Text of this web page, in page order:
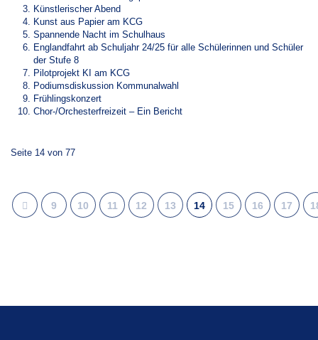
Künstlerischer Abend
Kunst aus Papier am KCG
Spannende Nacht im Schulhaus
Englandfahrt ab Schuljahr 24/25 für alle Schülerinnen und Schüler
der Stufe 8
Pilotprojekt KI am KCG
Podiumsdiskussion Kommunalwahl
Frühlingskonzert
Chor-/Orchesterfreizeit – Ein Bericht
Seite 14 von 77
9 10 11 12 13 14 15 16 17